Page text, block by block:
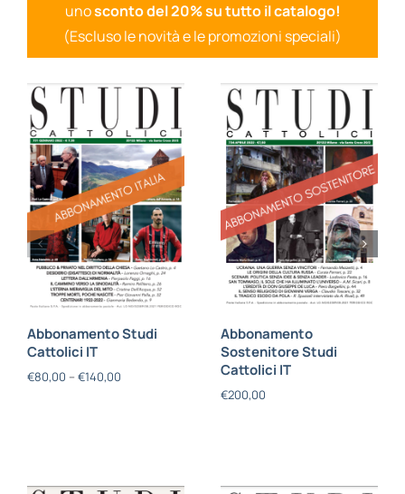
unosconto del 20% su tutto il catalogo!
(Escluso le novità e le promozioni speciali)
Abbonamento Studi
Cattolici IT
€80,00 – €140,00
Abbonamento
Sostenitore Studi
Cattolici IT
€200,00